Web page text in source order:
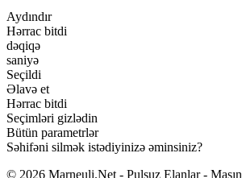
Aydındır
Hərrac bitdi
dəqiqə
saniyə
Seçildi
Əlavə et
Hərrac bitdi
Seçimləri gizlədin
Bütün parametrlər
Səhifəni silmək istədiyinizə əminsiniz?
© 2026 Marneuli.Net - Pulsuz Elanlar -